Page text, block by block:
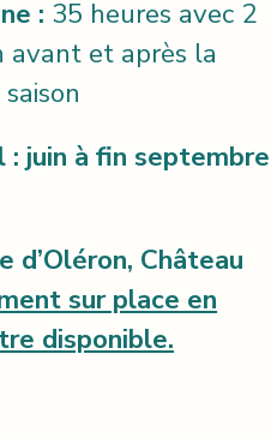
: 35 heures avec 2
avant et après la
: juin à fin septembre
d’Oléron, Château
sur place en
disponible.